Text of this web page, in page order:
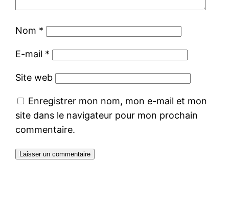
Nom *
E-mail *
Site web
Enregistrer mon nom, mon e-mail et mon
site dans le navigateur pour mon prochain
commentaire.